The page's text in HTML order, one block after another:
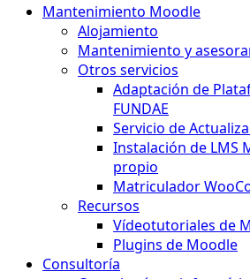
Mantenimiento Moodle
Alojamiento
Mantenimiento y
Otros servicios
Adaptación de
FUNDAE
Servicio de
Instalación de LMS
propio
Matriculador
Recursos
Vídeotutoriales de
Plugins de Moodle
Consultoría